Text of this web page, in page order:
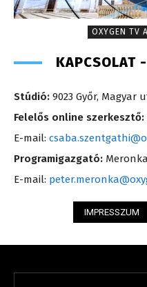
OXYGEN TV
KAPCSOLAT
Stúdió: 9023 Győr, Magyar
Felelős online szerkesztő:
E-mail:
Programigazgató:
E-mail:
IMPRESSZUM